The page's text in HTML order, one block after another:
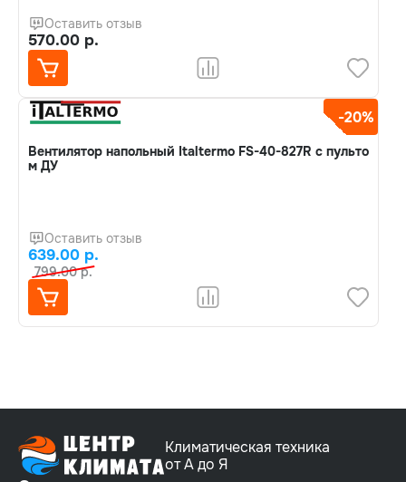
Оставить отзыв
570.00 р.
-20%
Вентилятор напольный Italtermo FS-40-827R с пульто
м ДУ
Оставить отзыв
639.00 р.
799.00 р.
Климатическая техника
от А до Я